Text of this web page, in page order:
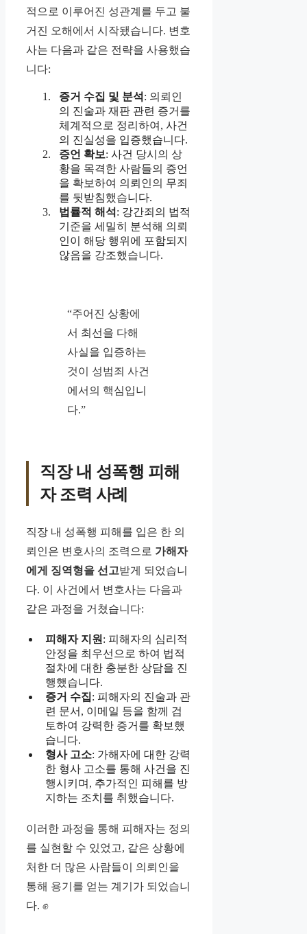
적으로 이루어진 성관계를 두고 불
거진 오해에서 시작됐습니다. 변호
사는 다음과 같은 전략을 사용했습
니다:
증거 수집 및 분석 : 의뢰인
의 진술과 재판 관련 증거를
체계적으로 정리하여, 사건
의 진실성을 입증했습니다.
증언 확보: 사건 당시의 상
황을 목격한 사람들의 증언
을 확보하여 의뢰인의 무죄
를 뒷받침했습니다.
법률적 해석 : 강간죄의 법적
기준을 세밀히 분석해 의뢰
인이 해당 행위에 포함되지
않음을 강조했습니다.
“주어진 상황에
서 최선을 다해
사실을 입증하는
것이 성범죄 사건
에서의 핵심입니
다.”
직장 내 성폭행 피해
자 조력 사례
직장 내 성폭행 피해를 입은 한 의
뢰인은 변호사의 조력으로 가해자
에게 징역형을 선고받게 되었습니
다. 이 사건에서 변호사는 다음과
같은 과정을 거쳤습니다:
피해자 지원 : 피해자의 심리적
안정을 최우선으로 하여 법적
절차에 대한 충분한 상담을 진
행했습니다.
증거 수집: 피해자의 진술과 관
련 문서, 이메일 등을 함께 검
토하여 강력한 증거를 확보했
습니다.
형사 고소: 가해자에 대한 강력
한 형사 고소를 통해 사건을 진
행시키며, 추가적인 피해를 방
지하는 조치를 취했습니다.
이러한 과정을 통해 피해자는 정의
를 실현할 수 있었고, 같은 상황에
처한 더 많은 사람들이 의뢰인을
통해 용기를 얻는 계기가 되었습니
다. ✊